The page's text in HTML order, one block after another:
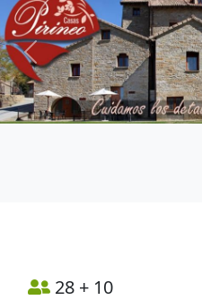
Anterior
28 + 10